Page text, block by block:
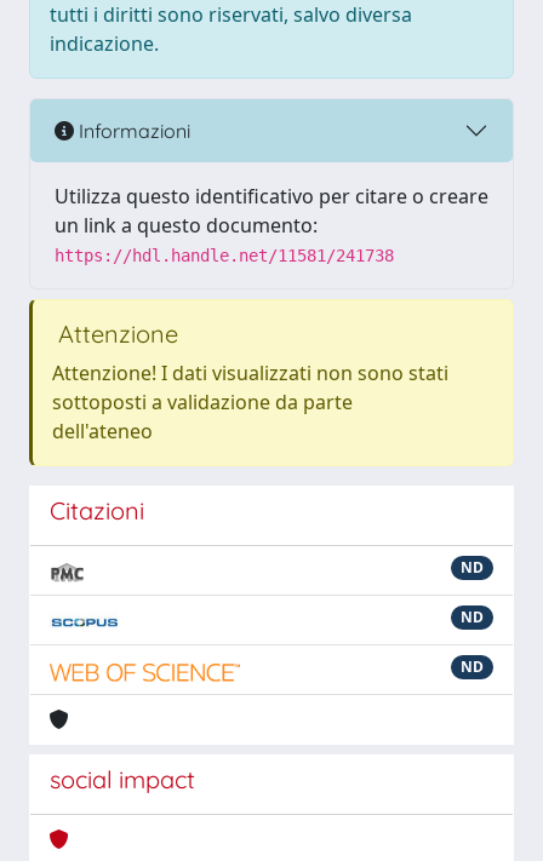
tutti i diritti sono riservati, salvo diversa
indicazione.
Informazioni
Utilizza questo identificativo per citare o creare
un link a questo documento:
https://hdl.handle.net/11581/241738
Attenzione
Attenzione! I dati visualizzati non sono stati
sottoposti a validazione da parte
dell'ateneo
Citazioni
ND
ND
ND
social impact